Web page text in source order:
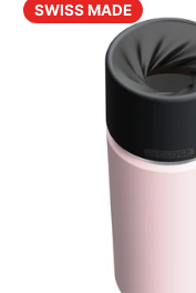
SWISS MADE